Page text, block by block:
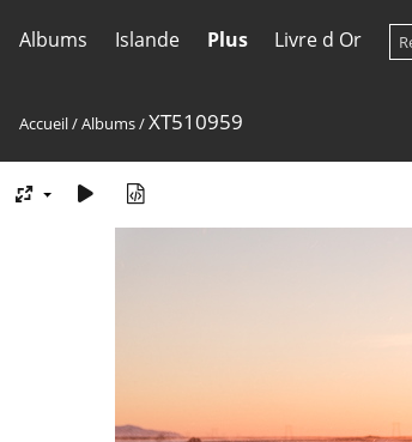
Albums Islande Plus Livre d Or
Accueil/Albums/XT510959